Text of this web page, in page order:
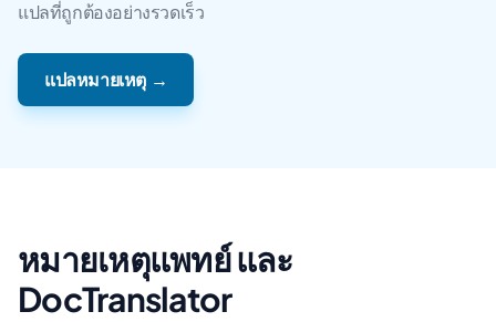
แปลที่ถูกต้องอย่างรวดเร็ว
แปลหมายเหตุ →
หมายเหตุแพทย์ และ
DocTranslator